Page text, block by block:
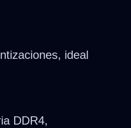
ideal
DDR4,